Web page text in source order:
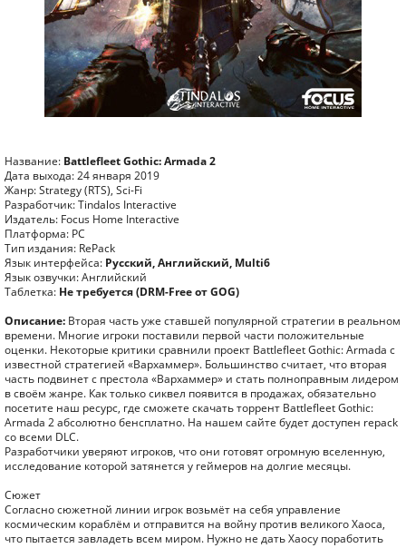
Название: Battlefleet Gothic: Armada 2
Дата выхода: 24 января 2019
Жанр: Strategy (RTS), Sci-Fi
Разработчик: Tindalos Interactive
Издатель: Focus Home Interactive
Платформа: PC
Тип издания: RePack
Язык интерфейса: Русский, Английский, Multi6
Язык озвучки: Английский
Таблетка: Не требуется (DRM-Free от GOG)
Описание: Вторая часть уже ставшей популярной стратегии в реальном
времени. Многие игроки поставили первой части положительные
оценки. Некоторые критики сравнили проект Battlefleet Gothic: Armada с
известной стратегией «Вархаммер». Большинство считает, что вторая
часть подвинет с престола «Вархаммер» и стать полноправным лидером
в своём жанре. Как только сиквел появится в продажах, обязательно
посетите наш ресурс, где сможете скачать торрент Battlefleet Gothic:
Armada 2 абсолютно бенсплатно. На нашем сайте будет доступен repack
со всеми DLC.
Разработчики уверяют игроков, что они готовят огромную вселенную,
исследование которой затянется у геймеров на долгие месяцы.
Сюжет
Согласно сюжетной линии игрок возьмёт на себя управление
космическим кораблём и отправится на войну против великого Хаоса,
что пытается завладеть всем миром. Нужно не дать Хаосу поработить